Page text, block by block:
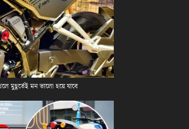
মুহূর্তেই মন ভালো হয়ে যাবে